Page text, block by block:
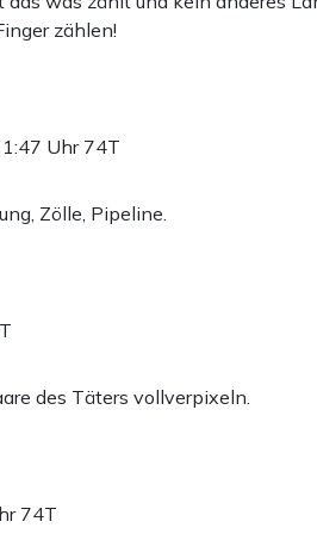
zählen!
Uhr 74T
Zölle, Pipeline.
des Täters vollverpixeln.
74T